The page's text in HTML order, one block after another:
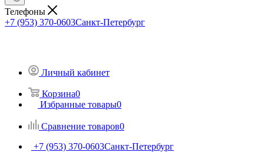
Телефоны
+7 (953) 370-0603Санкт-Петербург
Личный кабинет
Корзина0
Избранные товары0
Сравнение товаров0
+7 (953) 370-0603Санкт-Петербург